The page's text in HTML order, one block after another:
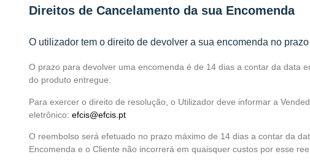
Direitos de Cancelamento da sua Encomenda
O utilizador tem o direito de devolver a sua encomenda no
O prazo para devolver uma encomenda é de 14 dias a contar da data
do produto entregue.
Para exercer o direito de resolução, o Utilizador deve informar a
eletrônico: efcis@efcis.pt
O reembolso será efetuado no prazo máximo de 14 dias a contar da
Encomenda e o Cliente não incorrerá em quaisquer custos por esse